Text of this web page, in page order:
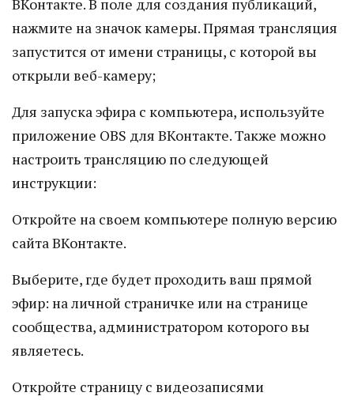
ВКонтакте. В поле для создания публикаций,
нажмите на значок камеры. Прямая трансляция
запустится от имени страницы, с которой вы
открыли веб-камеру;
Для запуска эфира с компьютера, используйте
приложение OBS для ВКонтакте. Также можно
настроить трансляцию по следующей
инструкции:
Откройте на своем компьютере полную версию
сайта ВКонтакте.
Выберите, где будет проходить ваш прямой
эфир: на личной страничке или на странице
сообщества, администратором которого вы
являетесь.
Откройте страницу с видеозаписями